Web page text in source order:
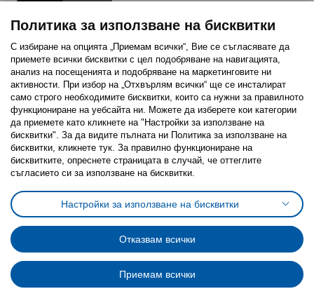
Последвайте ни:
FacebookTwitterYoutubePinterestInstagram
Политика за използване на бисквитки (Cookies)
Избор на настройки за използване на бисквитки
Условия за ползване на ikea.bgОбща политика за личните данни
Политика за защита на личните данни на ikea.bg
Общи условия на програма IKEA Family
Политика за защита на лични данни на програма IKEA Family
© Inter-IKEA Systems B.V. 1999 - 2025
Политика за използване на бисквитки
С избиране на опцията „Приемам всички“, Вие се съгласявате да
приемете всички бисквитки с цел подобряване на навигацията,
анализ на посещенията и подобряване на маркетинговите ни
активности. При избор на „Отхвърлям всички“ ще се инсталират
само строго необходимитe бисквитки, които са нужни за правилното
функциониране на уебсайта ни. Можете да изберете кои категории
да приемете като кликнете на "Настройки за използване на
бисквитки". За да видите пълната ни Политика за използване на
бисквитки, кликнете тук. За правилно функциониране на
бисквитките, опреснете страницата в случай, че оттеглите
съгласието си за използване на бисквитки.
Настройки за използване на бисквитки
Отказвам всички
Приемам всички